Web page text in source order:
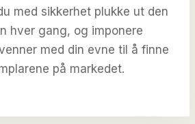
med sikkerhet plukke ut den
hver gang, og imponere
med din evne til å finne
på markedet.